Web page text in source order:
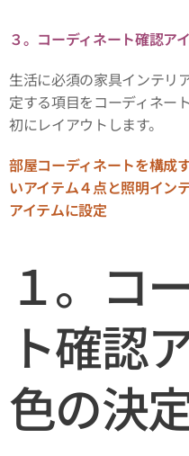
３。コーディネート確認ア
生活に必須の家具インテリ
定する項目をコーディネー
初にレイアウトします。
部屋コーディネートを構成
いアイテム４点と照明イン
アイテムに設定
１。コ
ト確認
色の決